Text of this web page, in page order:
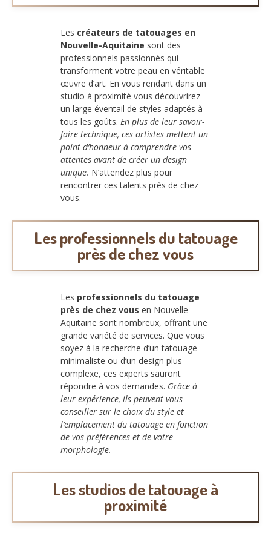
Les créateurs de tatouages en
Nouvelle-Aquitaine sont des
professionnels passionnés qui
transforment votre peau en véritable
œuvre d’art. En vous rendant dans un
studio à proximité vous découvrirez
un large éventail de styles adaptés à
tous les goûts. En plus de leur savoir-
faire technique, ces artistes mettent un
point d’honneur à comprendre vos
attentes avant de créer un design
unique. N’attendez plus pour
rencontrer ces talents près de chez
vous.
Les professionnels du tatouage
près de chez vous
Les professionnels du tatouage
près de chez vous en Nouvelle-
Aquitaine sont nombreux, offrant une
grande variété de services. Que vous
soyez à la recherche d’un tatouage
minimaliste ou d’un design plus
complexe, ces experts sauront
répondre à vos demandes. Grâce à
leur expérience, ils peuvent vous
conseiller sur le choix du style et
l’emplacement du tatouage en fonction
de vos préférences et de votre
morphologie.
Les studios de tatouage à
proximité